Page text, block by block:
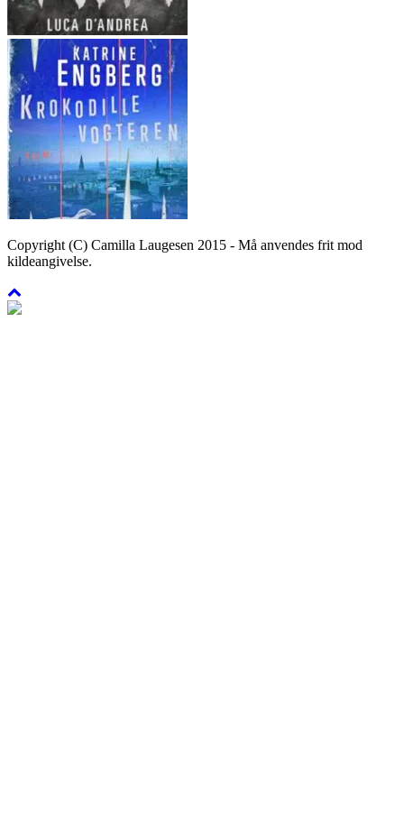
Copyright (C) Camilla Laugesen 2015 - Må anvendes frit mod
kildeangivelse.